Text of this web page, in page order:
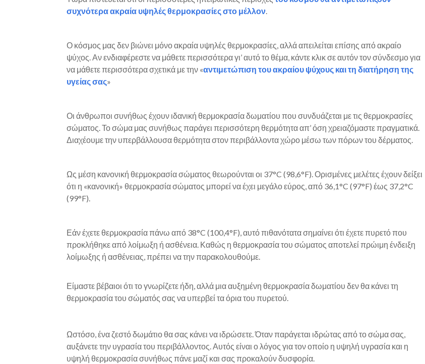
συχνότερα ακραία υψηλές θερμοκρασίες στο μέλλον.
Ο κόσμος μας δεν βιώνει μόνο ακραία υψηλές θερμοκρασίες, αλλά απειλείται επίσης από ακραίο
ψύχος. Αν ενδιαφέρεστε να μάθετε περισσότερα γι’ αυτό το θέμα, κάντε κλικ σε αυτόν τον σύνδεσμο για
να μάθετε περισσότερα σχετικά με την «αντιμετώπιση του ακραίου ψύχους και τη διατήρηση της
υγείας σας»
Οι άνθρωποι συνήθως έχουν ιδανική θερμοκρασία δωματίου που συνδυάζεται με τις θερμοκρασίες
σώματος. Το σώμα μας συνήθως παράγει περισσότερη θερμότητα απ’ όση χρειαζόμαστε πραγματικά.
Διαχέουμε την υπερβάλλουσα θερμότητα στον περιβάλλοντα χώρο μέσω των πόρων του δέρματος.
Ως μέση κανονική θερμοκρασία σώματος θεωρούνται οι 37°C (98,6°F). Ορισμένες μελέτες έχουν δείξει
ότι η «κανονική» θερμοκρασία σώματος μπορεί να έχει μεγάλο εύρος, από 36,1°C (97°F) έως 37,2°C
(99°F).
Εάν έχετε θερμοκρασία πάνω από 38°C (100,4°F), αυτό πιθανότατα σημαίνει ότι έχετε πυρετό που
προκλήθηκε από λοίμωξη ή ασθένεια. Καθώς η θερμοκρασία του σώματος αποτελεί πρώιμη ένδειξη
λοίμωξης ή ασθένειας, πρέπει να την παρακολουθούμε.
Είμαστε βέβαιοι ότι το γνωρίζετε ήδη, αλλά μια αυξημένη θερμοκρασία δωματίου δεν θα κάνει τη
θερμοκρασία του σώματός σας να υπερβεί τα όρια του πυρετού.
Ωστόσο, ένα ζεστό δωμάτιο θα σας κάνει να ιδρώσετε. Όταν παράγεται ιδρώτας από το σώμα σας,
αυξάνετε την υγρασία του περιβάλλοντος. Αυτός είναι ο λόγος για τον οποίο η υψηλή υγρασία και η
υψηλή θερμοκρασία συνήθως πάνε μαζί και σας προκαλούν δυσφορία.